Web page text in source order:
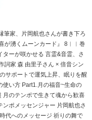
筆家、片岡航也さんが書き下ろ
が湧くムーンカード』 8︱︱巻
ーが咲かせる 言霊&音霊、さ
詞家 森 由里子さん × 倍音シン
サポートで運気上昇、眠りを醒
使い方 Part1.月の福音~生命の
月のテンポで生きて魂から歓喜
ポメッセンジャー 片岡航也さ
代へのメッセージ 祈りの舞で